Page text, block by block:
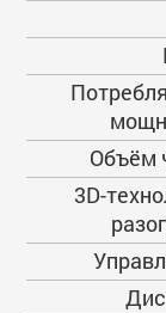
Объём
3D-